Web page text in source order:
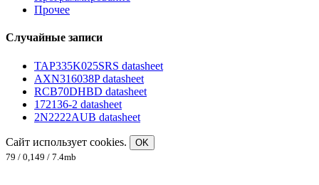
Прочее
Случайные записи
TAP335K025SRS datasheet
AXN316038P datasheet
RCB70DHBD datasheet
172136-2 datasheet
2N2222AUB datasheet
Сайт использует cookies.
OK
79 / 0,149 / 7.4mb